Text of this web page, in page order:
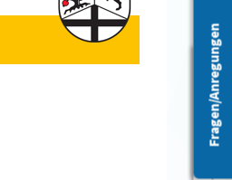
Barrierefreiheit
Fragen/Anregungen